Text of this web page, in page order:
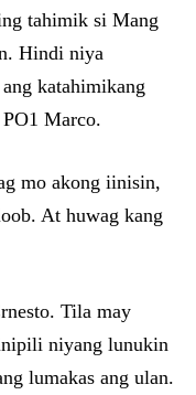
tahimik si Mang
Hindi niya
katahimikang
Marco.
mo akong iinisin,
At huwag kang
Tila may
niyang lunukin
lumakas ang ulan.